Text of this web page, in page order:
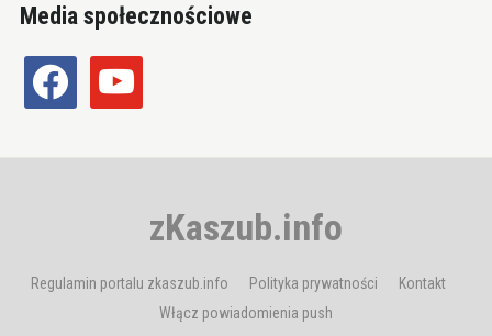
Media społecznościowe
facebook youtube
zKaszub.info
Regulamin portalu zkaszub.info Polityka prywatności
Kontakt
Włącz powiadomienia push